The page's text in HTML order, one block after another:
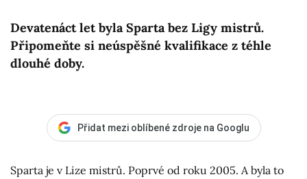
Devatenáct let byla Sparta bez Ligy mistrů.
Připomeňte si neúspěšné kvalifikace z téhle
dlouhé doby.
Přidat mezi oblíbené zdroje na Googlu
Sparta je v Lize mistrů. Poprvé od roku 2005. A byla to